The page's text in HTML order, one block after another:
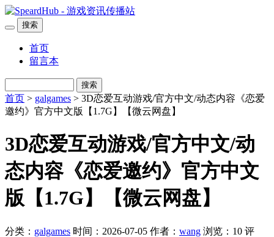
搜索
首页
留言本
搜索
首页 > galgames > 3D恋爱互动游戏/官方中文/动态内容《恋爱
邀约》官方中文版【1.7G】【微云网盘】
3D恋爱互动游戏/官方中文/动
态内容《恋爱邀约》官方中文
版【1.7G】【微云网盘】
分类： galgames 时间：2026-07-05 作者： wang 浏览：10 评